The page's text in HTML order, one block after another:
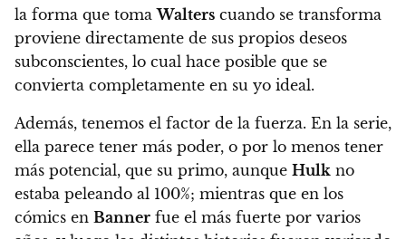
la forma que tomaWalters cuando se transforma
proviene directamente de sus propios deseos
subconscientes, lo cual hace posible que se
convierta completamente en su yo ideal.
Además, tenemos el factor de la fuerza. En la serie,
ella parece tener más poder, o por lo menos tener
más potencial, que su primo, aunque Hulk no
estaba peleando al 100%; mientras que en los
cómics en Banner fue el más fuerte por varios